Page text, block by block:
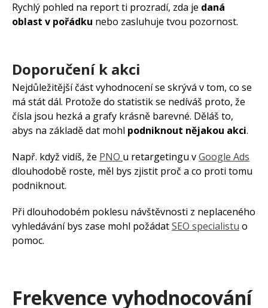
Rychlý pohled na report ti prozradí, zda je daná
oblast v pořádku nebo zasluhuje tvou pozornost.
Doporučení k akci
Nejdůležitější část vyhodnocení se skrývá v tom, co se
má stát dál. Protože do statistik se nedíváš proto, že
čísla jsou hezká a grafy krásně barevné. Děláš to,
abys na základě dat mohl podniknout nějakou akci.
Např. když vidíš, že PNO u retargetingu vGoogle Ads
dlouhodobě roste, měl bys zjistit proč a co proti tomu
podniknout.
Při dlouhodobém poklesu návštěvnosti z neplaceného
vyhledávání bys zase mohl požádatSEO specialistu o
pomoc.
Frekvence vyhodnocování